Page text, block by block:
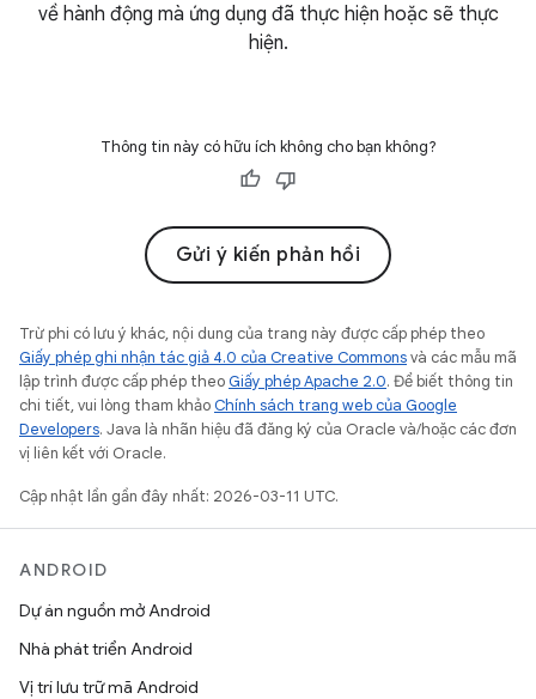
về hành động mà ứng dụng đã thực hiện hoặc sẽ thực
hiện.
Thông tin này có hữu ích không cho bạn không?
Gửi ý kiến phản hồi
Trừ phi có lưu ý khác, nội dung của trang này được cấp phép theo
Giấy phép ghi nhận tác giả 4.0 của Creative Commonsvà các mẫu mã
lập trình được cấp phép theoGiấy phép Apache 2.0. Để biết thông tin
chi tiết, vui lòng tham khảoChính sách trang web của Google
Developers. Java là nhãn hiệu đã đăng ký của Oracle và/hoặc các đơn
vị liên kết với Oracle.
Cập nhật lần gần đây nhất: 2026-03-11 UTC.
ANDROID
Dự án nguồn mở Android
Nhà phát triển Android
Vị trí lưu trữ mã Android